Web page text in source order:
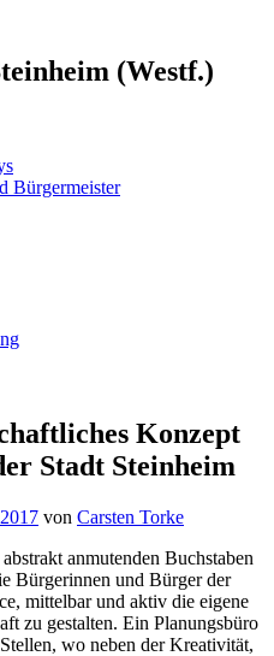
(Westf.)
Bürgermeister
Konzept
Stadt Steinheim
von Carsten Torke
anmutenden Buchstaben
Bürgerinnen und Bürger der
mittelbar und aktiv die eigene
zu gestalten. Ein Planungsbüro
wo neben der Kreativität,